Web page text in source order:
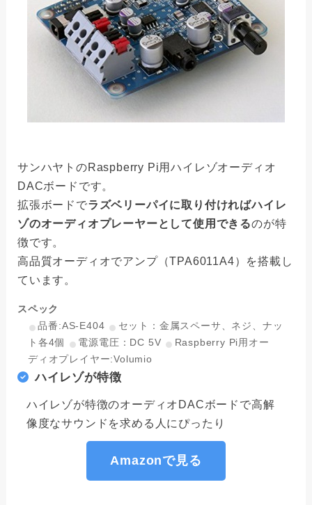
サンハヤトのRaspberry Pi用ハイレゾオーディオ
DACボードです。
拡張ボードでラズベリーパイに取り付ければハイレ
ゾのオーディオプレーヤーとして使用できるのが特
徴です。
高品質オーディオでアンプ（TPA6011A4）を搭載し
ています。
スペック
品番:AS-E404
セット：金属スペーサ、ネジ、ナッ
ト各4個
電源電圧：DC 5V
Raspberry Pi用オー
ディオプレイヤー:Volumio
ハイレゾが特徴
ハイレゾが特徴のオーディオDACボードで高解
像度なサウンドを求める人にぴったり
Amazonで見る